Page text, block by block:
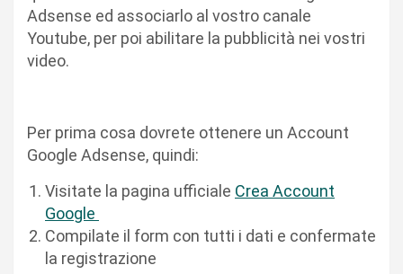
Adsense ed associarlo al vostro canale
Youtube, per poi abilitare la pubblicità nei vostri
video.
Per prima cosa dovrete ottenere un Account
Google Adsense, quindi:
Visitate la pagina ufficiale Crea Account
Google
Compilate il form con tutti i dati e confermate
la registrazione